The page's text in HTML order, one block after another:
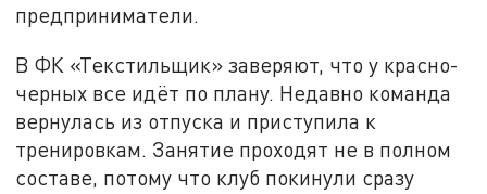
предприниматели.
В ФК «Текстильщик» заверяют, что у красно-
черных все идёт по плану. Недавно команда
вернулась из отпуска и приступила к
тренировкам. Занятие проходят не в полном
составе, потому что клуб покинули сразу